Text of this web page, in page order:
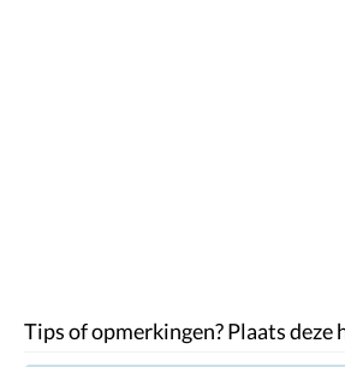
Tips of opmerkingen? Plaats deze